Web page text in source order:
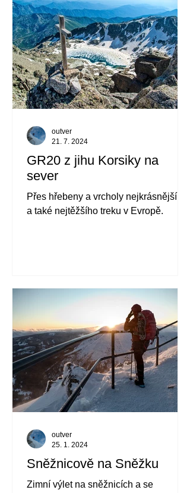
GR20 z jihu Korsiky na
sever
Přes hřebeny a vrcholy nejkrásnějšího
a také nejtěžšího treku v Evropě.
outver
21. 7. 2024
Sněžnicově na Sněžku
Zimní výlet na sněžnicích a se
outver
25. 1. 2024